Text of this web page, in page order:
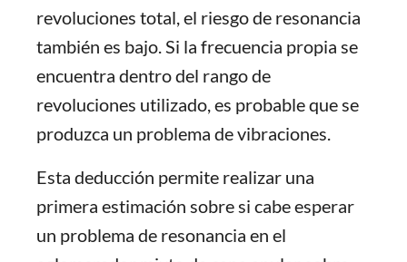
revoluciones total, el riesgo de resonancia
también es bajo. Si la frecuencia propia se
encuentra dentro del rango de
revoluciones utilizado, es probable que se
produzca un problema de vibraciones.
Esta deducción permite realizar una
primera estimación sobre si cabe esperar
un problema de resonancia en el